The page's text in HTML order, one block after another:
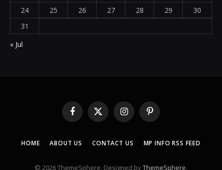
24
25 26 27 28 29
30
31
« Jul
Facebook
X
(Twitter)
InstagramPinterest
HOME ABOUT US CONTACT US MP INFO RSS FEED
© 2026 ThemeSphere. Designed byThemeSphere.